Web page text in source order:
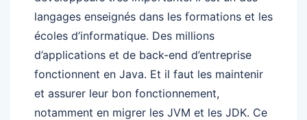
langages enseignés dans les formations et les
écoles d’informatique. Des millions
d’applications et de back-end d’entreprise
fonctionnent en Java. Et il faut les maintenir
et assurer leur bon fonctionnement,
notamment en migrer les JVM et les JDK. Ce